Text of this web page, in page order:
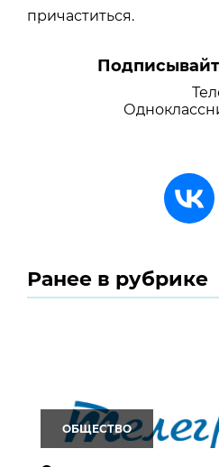
причаститься.
Ранее в рубрике
ОБЩЕСТВО